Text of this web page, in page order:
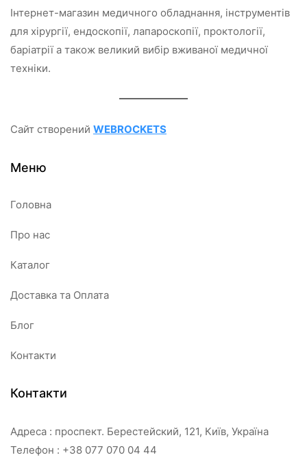
Інтернет-магазин медичного обладнання, інструментів
для хірургії, ендоскопії, лапароскопії, проктології,
баріатрії а також великий вибір вживаної медичної
техніки.
Сайт створений WEBROCKETS
Меню
Головна
Про нас
Каталог
Доставка та Оплата
Блог
Контакти
Контакти
Адреса : проспект. Берестейский, 121, Київ, Україна
Телефон : +38 077 070 04 44